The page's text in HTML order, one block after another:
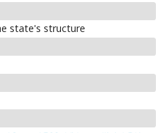
state's structure